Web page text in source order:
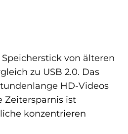
von älteren
zu USB 2.0. Das
HD-Videos
Zeitersparnis ist
konzentrieren